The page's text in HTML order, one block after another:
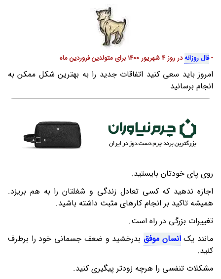
-فال روزانهدر روز 4 شهریور 1400 برای متولدین فروردین ماه
امروز باید سعی کنید اتفاقات جدید را به بهترین شکل ممکن به
انجام برسانید
روی پای خودتان بایستید.
اجازه ندهید که کسی تعادل زندگی و شغلتان را به هم بریزد.
همیشه تاکید بر انجام کارهای مثبت داشته باشید.
تغییرات بزرگی در راه است.
مانند یکانسان موفق بدرخشید و ضعف جسمانی خود را برطرف
کنید.
مشکلات تنفسی را هرچه زودتر پیگیری کنید.